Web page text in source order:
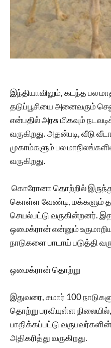
இந்தியாவிலும், கடந்த பல
தடுப்பூசியை அனைவரும்
என்பதில் அரசு மிகவும்
வருகிறது. அதன்படி, வீடு
முகாம்களும் பல
வருகிறது.
கொரோனா தொற்றில்
கொள்ள வேண்டி, மக்களும்
செயல்பட்டு வருகின்றனர்.
ஒமைக்ரான் என்னும்
நாடுகளை பாடாய் படுத்தி
ஒமைக்ரான் தொற்று
இதுவரை, சுமார் 100
தொற்று பரவியுள்ள
பாதிக்கப்பட்டு
அதிகரித்து வருகிறது.